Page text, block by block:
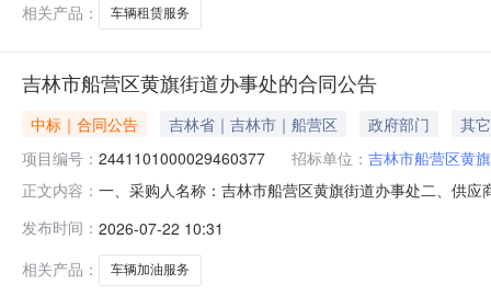
相关产品：
车辆租赁服务
吉林市船营区黄旗街道办事处的合同公告
中标｜合同公告 吉林省｜吉林市｜船营区 政府部门
其它
项目编号： 2441101000029460377 招标单位： 吉林市船营区黄
正文内容： 一、采购人名称：吉林市船营区黄旗街道办事处二、供
林市石油分公司车辆加油服务详见附件升1.0050005000
发布时间： 2026-07-22 10:31
相关产品：
车辆加油服务